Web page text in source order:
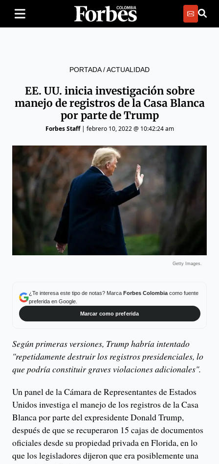
PORTADA/ACTUALIDAD
EE. UU. inicia investigación sobre
manejo de registros de la Casa Blanca
por parte de Trump
Forbes Staff| febrero 10, 2022 @ 10:42:24 am
Getty Images.
¿Te interesa este tipo de notas? Marca Forbes Colombiacomo fuente
preferida en Google.
Marcar como preferida
Según primeras versiones, Trump habría intentado
"repetidamente destruir los registros presidenciales, lo
que podría constituir graves violaciones adicionales".
Un panel de la Cámara de Representantes de Estados
Unidos investiga el manejo de los registros de la Casa
Blanca por parte del expresidente Donald Trump,
después de que se recuperaron 15 cajas de documentos
oficiales desde su propiedad privada en Florida, en lo
que los legisladores dijeron que era posiblemente una